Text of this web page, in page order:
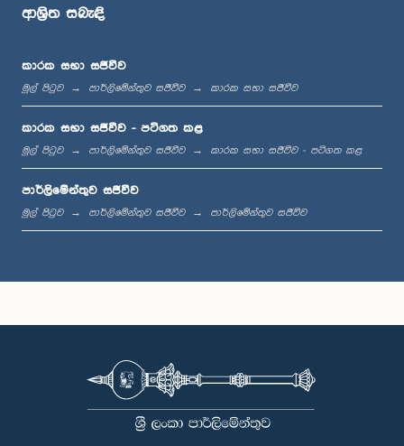
ප.ව. 1:36 - ප.ව. 1:44
ප.ව. 1:44 - ප.ව. 1:53
ප.ව. 2:05 - ප.ව. 2:15
ආශ්‍රිත සබැඳි
කාරක සභා සජීවීව
මුල් පිටුව පාර්ලිමේන්තුව සජීවීව කාරක සභා සජීවීව
කාරක සභා සජීවීව - පටිගත කළ
මුල් පිටුව පාර්ලිමේන්තුව සජීවීව කාරක සභා සජීවීව - පටිගත කළ
පාර්ලිමේන්තුව සජීවීව
මුල් පිටුව පාර්ලිමේන්තුව සජීවීව පාර්ලිමේන්තුව සජීවීව